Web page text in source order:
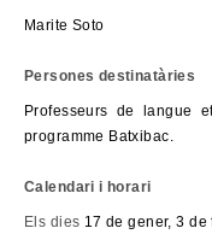
Marite Soto
Persones destinatàries
Professeurs de langue
programme Batxibac.
Calendari i horari
Els dies 17 de gener, 3